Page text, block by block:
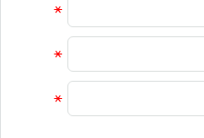
אפס חיפוש
*
*
*